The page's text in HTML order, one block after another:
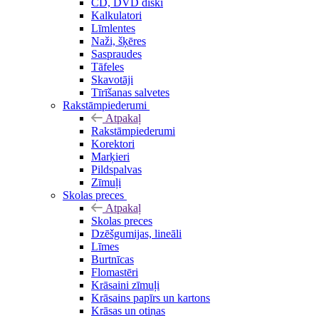
CD, DVD diski
Kalkulatori
Līmlentes
Naži, šķēres
Saspraudes
Tāfeles
Skavotāji
Tīrīšanas salvetes
Rakstāmpiederumi
Atpakaļ
Rakstāmpiederumi
Korektori
Marķieri
Pildspalvas
Zīmuļi
Skolas preces
Atpakaļ
Skolas preces
Dzēšgumijas, lineāli
Līmes
Burtnīcas
Flomastēri
Krāsaini zīmuļi
Krāsains papīrs un kartons
Krāsas un otiņas